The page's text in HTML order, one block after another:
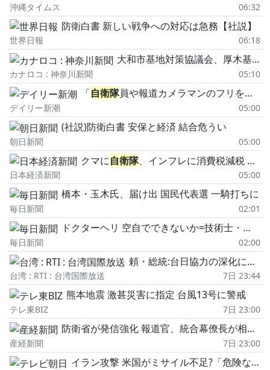
沖縄タイムス 06:32
防衛白書 新しい戦争への対応は急務【社説】
世界日報 06:18
大和市基地対策協議会、厚木基地巡り要望書 市民負担の解消求める
カナロコ : 神奈川新聞 05:10
「自衛隊員や報道カメラマンのフリをして泥棒を…」 500万円分の預金通帳を盗まれた高齢女性が明かす被害 「外出が怖くなり、避難所にも行けない」
デイリー新潮 05:00
(社説)防衛白書 安保と経済 結合危うい
朝日新聞 05:00
クマに自衛隊、インフレに消費税減税 「民意」の落とし穴
日本経済新聞 05:00
橋本・玉木氏、届け出 国民代表選 一騎打ちに
毎日新聞 02:01
ドクターヘリ 空自でできないか=技術士・山下敞・81
毎日新聞 02:00
頼・総統:台日協力の深化に期待、「日本戦略研究フォーラム」代表団らの表敬訪問をうけ
台湾 : RTI : 台湾国際放送 7日 23:44
熊本地震 激甚災害に指定 台風13号に警戒
テレ東BIZ 7日 23:00
防衛省が発信強化 報道官、統合幕僚長が相次ぎSNS開設 背景に中国が展開する認知戦
産経新聞 7日 23:00
イラン攻撃 米国がミサイル不足?「危険な水準」